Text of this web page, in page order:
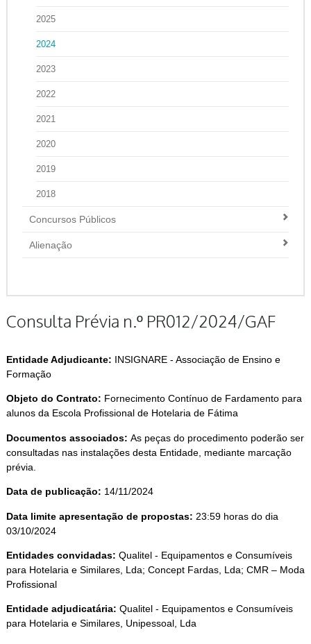
2025
2024
2023
2022
2021
2020
2019
2018
Concursos Públicos
Alienação
Consulta Prévia n.º PR012/2024/GAF
Entidade Adjudicante: INSIGNARE - Associação de Ensino e
Formação
Objeto do Contrato: Fornecimento Contínuo de Fardamento para
alunos da Escola Profissional de Hotelaria de Fátima
Documentos associados: As peças do procedimento poderão ser
consultadas nas instalações desta Entidade, mediante marcação
prévia.
Data de publicação: 14/11/2024
Data limite apresentação de propostas: 23:59 horas do dia
03/10/2024
Entidades convidadas: Qualitel - Equipamentos e Consumíveis
para Hotelaria e Similares, Lda; Concept Fardas, Lda; CMR – Moda
Profissional
Entidade adjudicatária: Qualitel - Equipamentos e Consumíveis
para Hotelaria e Similares, Unipessoal, Lda